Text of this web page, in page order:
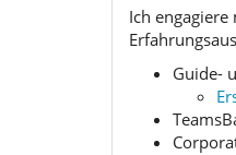
Ich
Guide-